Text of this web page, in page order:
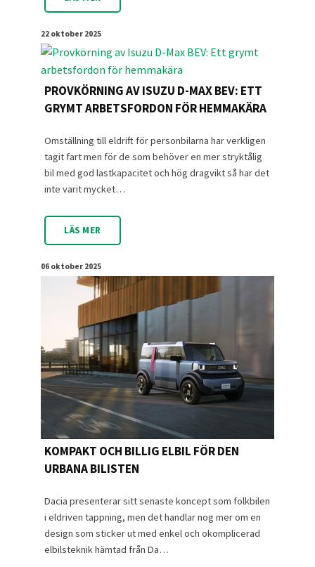
22 oktober 2025
PROVKÖRNING AV ISUZU D-MAX BEV: ETT
GRYMT ARBETSFORDON FÖR HEMMAKÄRA
Omställning till eldrift för personbilarna har verkligen
tagit fart men för de som behöver en mer stryktålig
bil med god lastkapacitet och hög dragvikt så har det
inte varit mycket…
LÄS MER
06 oktober 2025
KOMPAKT OCH BILLIG ELBIL FÖR DEN
URBANA BILISTEN
Dacia presenterar sitt senaste koncept som folkbilen
i eldriven tappning, men det handlar nog mer om en
design som sticker ut med enkel och okomplicerad
elbilsteknik hämtad från Da…